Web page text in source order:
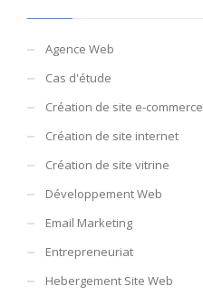
Agence Web
Cas d'étude
Création de site e-commerce
Création de site internet
Création de site vitrine
Développement Web
Email Marketing
Entrepreneuriat
Hebergement Site Web